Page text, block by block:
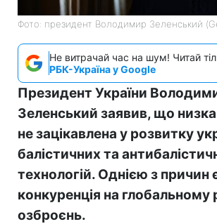
Фото: президент Володимир Зеленський
Не витрачай час на шум! Читай
РБК-Україна у Google
Президент України
Зеленський заявив, що низка
не зацікавлена у розвитку
балістичних та
технологій. Однією з причин
конкуренція на глобальному
озброєнь.